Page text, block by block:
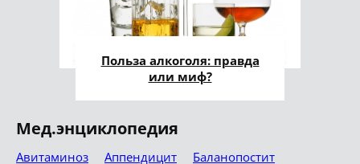
Польза алкоголя: правда
или миф?
Мед.энциклопедия
Авитаминоз Аппендицит
Баланопостит